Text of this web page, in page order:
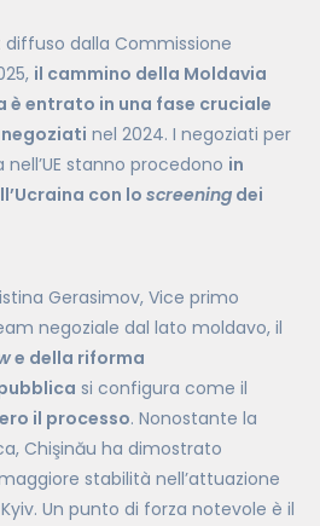
diffuso dalla Commissione
il cammino della Moldavia
è entrato in una fase cruciale
negoziati nel 2024. I negoziati per
nell’UE stanno procedono in
con loscreening dei
Gerasimov, Vice primo
negoziale dal lato moldavo, il
e della riforma
si configura come il
il processo. Nonostante la
Chişinău ha dimostrato
stabilità nell’attuazione
Un punto di forza notevole è il